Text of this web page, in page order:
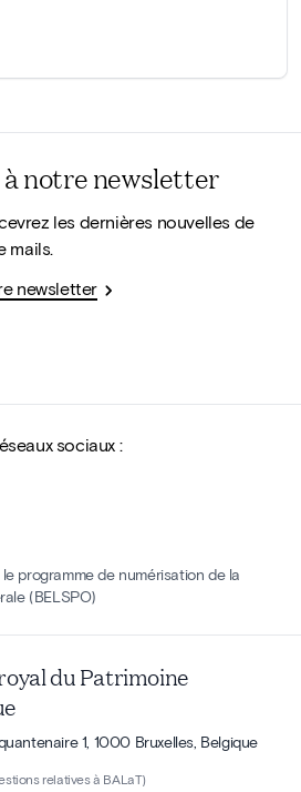
notre newsletter
les dernières nouvelles de
mails.
newsletter
sociaux :
programme de numérisation de la
(BELSPO)
du Patrimoine
1, 1000 Bruxelles, Belgique
relatives à BALaT)